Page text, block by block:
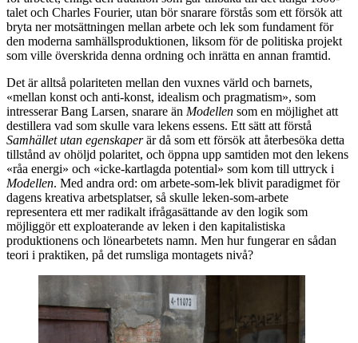
talet och Charles Fourier, utan bör snarare förstås som ett försök att
bryta ner motsättningen mellan arbete och lek som fundament för
den moderna samhällsproduktionen, liksom för de politiska projekt
som ville överskrida denna ordning och inrätta en annan framtid.
Det är alltså polariteten mellan den vuxnes värld och barnets,
«mellan konst och anti-konst, idealism och pragmatism», som
intresserar Bang Larsen, snarare än Modellen som en möjlighet att
destillera vad som skulle vara lekens essens. Ett sätt att förstå
Samhället utan egenskaperär då som ett försök att återbesöka detta
tillstånd av ohöljd polaritet, och öppna upp samtiden mot den lekens
«råa energi» och «icke-kartlagda potential» som kom till uttryck i
Modellen. Med andra ord: om arbete-som-lek blivit paradigmet för
dagens kreativa arbetsplatser, så skulle leken-som-arbete
representera ett mer radikalt ifrågasättande av den logik som
möjliggör ett exploaterande av leken i den kapitalistiska
produktionens och lönearbetets namn. Men hur fungerar en sådan
teori i praktiken, på det rumsliga montagets nivå?